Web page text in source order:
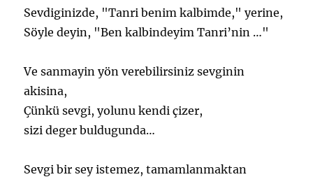
Sevdiginizde, "Tanri benim kalbimde," yerine,
Söyle deyin, "Ben kalbindeyim Tanri’nin …"
Ve sanmayin yön verebilirsiniz sevginin
akisina,
Çünkü sevgi, yolunu kendi çizer,
sizi deger buldugunda…
Sevgi bir sey istemez, tamamlanmaktan